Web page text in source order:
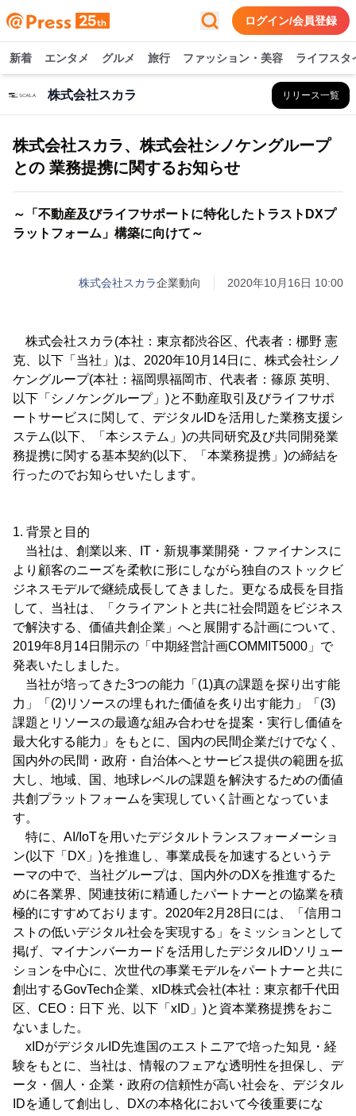
ログイン/会員登録
新着 エンタメ グルメ 旅行 ファッション・美容 ライフスタ
株式会社スカラ リリース一覧
株式会社スカラ、株式会社シノケングループ
との 業務提携に関するお知らせ
～「不動産及びライフサポートに特化したトラストDXプ
ラットフォーム」構築に向けて～
株式会社スカラ企業動向 2020年10月16日 10:00
株式会社スカラ(本社：東京都渋谷区、代表者：梛野 憲
克、以下「当社」)は、2020年10月14日に、株式会社シノ
ケングループ(本社：福岡県福岡市、代表者：篠原 英明、
以下「シノケングループ」)と不動産取引及びライフサポ
ートサービスに関して、デジタルIDを活用した業務支援シ
ステム(以下、「本システム」)の共同研究及び共同開発業
務提携に関する基本契約(以下、「本業務提携」)の締結を
行ったのでお知らせいたします。
1. 背景と目的
当社は、創業以来、IT・新規事業開発・ファイナンスに
より顧客のニーズを柔軟に形にしながら独自のストックビ
ジネスモデルで継続成長してきました。更なる成長を目指
して、当社は、「クライアントと共に社会問題をビジネス
で解決する、価値共創企業」へと展開する計画について、
2019年8月14日開示の「中期経営計画COMMIT5000」で
発表いたしました。
当社が培ってきた3つの能力「(1)真の課題を探り出す能
力」「(2)リソースの埋もれた価値を炙り出す能力」「(3)
課題とリソースの最適な組み合わせを提案・実行し価値を
最大化する能力」をもとに、国内の民間企業だけでなく、
国内外の民間・政府・自治体へとサービス提供の範囲を拡
大し、地域、国、地球レベルの課題を解決するための価値
共創プラットフォームを実現していく計画となっていま
す。
特に、AI/IoTを用いたデジタルトランスフォーメーショ
ン(以下「DX」)を推進し、事業成長を加速するというテ
ーマの中で、当社グループは、国内外のDXを推進するた
めに各業界、関連技術に精通したパートナーとの協業を積
極的にすすめております。2020年2月28日には、「信用コ
ストの低いデジタル社会を実現する」をミッションとして
掲げ、マイナンバーカードを活用したデジタルIDソリュー
ションを中心に、次世代の事業モデルをパートナーと共に
創出するGovTech企業、xID株式会社(本社：東京都千代田
区、CEO：日下 光、以下「xID」)と資本業務提携をおこ
ないました。
xIDがデジタルID先進国のエストニアで培った知見・経
験をもとに、当社は、情報のフェアな透明性を担保し、デ
ータ・個人・企業・政府の信頼性が高い社会を、デジタル
IDを通して創出し、DXの本格化において今後重要にな